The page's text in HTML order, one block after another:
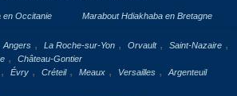
en Occitanie Marabout Hdiakhaba en Bretagne
Angers , La Roche-sur-Yon , Orvault , Saint-Nazaire ,
,
Château-Gontier
, Évry , Créteil , Meaux , Versailles , Argenteuil